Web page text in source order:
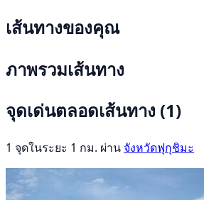
เส้นทางของคุณ
ภาพรวมเส้นทาง
จุดเด่นตลอดเส้นทาง (1)
1 จุดในระยะ 1 กม. ผ่าน จังหวัดฟุกุชิมะ